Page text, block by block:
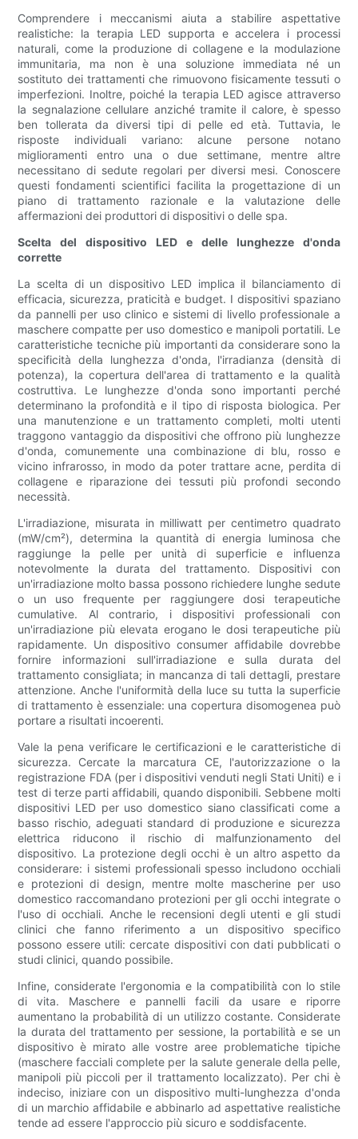
Comprendere i meccanismi aiuta a stabilire aspettative
realistiche: la terapia LED supporta e accelera i processi
naturali, come la produzione di collagene e la modulazione
immunitaria, ma non è una soluzione immediata né un
sostituto dei trattamenti che rimuovono fisicamente tessuti o
imperfezioni. Inoltre, poiché la terapia LED agisce attraverso
la segnalazione cellulare anziché tramite il calore, è spesso
ben tollerata da diversi tipi di pelle ed età. Tuttavia, le
risposte individuali variano: alcune persone notano
miglioramenti entro una o due settimane, mentre altre
necessitano di sedute regolari per diversi mesi. Conoscere
questi fondamenti scientifici facilita la progettazione di un
piano di trattamento razionale e la valutazione delle
affermazioni dei produttori di dispositivi o delle spa.
Scelta del dispositivo LED e delle lunghezze d'onda
corrette
La scelta di un dispositivo LED implica il bilanciamento di
efficacia, sicurezza, praticità e budget. I dispositivi spaziano
da pannelli per uso clinico e sistemi di livello professionale a
maschere compatte per uso domestico e manipoli portatili. Le
caratteristiche tecniche più importanti da considerare sono la
specificità della lunghezza d'onda, l'irradianza (densità di
potenza), la copertura dell'area di trattamento e la qualità
costruttiva. Le lunghezze d'onda sono importanti perché
determinano la profondità e il tipo di risposta biologica. Per
una manutenzione e un trattamento completi, molti utenti
traggono vantaggio da dispositivi che offrono più lunghezze
d'onda, comunemente una combinazione di blu, rosso e
vicino infrarosso, in modo da poter trattare acne, perdita di
collagene e riparazione dei tessuti più profondi secondo
necessità.
L'irradiazione, misurata in milliwatt per centimetro quadrato
(mW/cm²), determina la quantità di energia luminosa che
raggiunge la pelle per unità di superficie e influenza
notevolmente la durata del trattamento. Dispositivi con
un'irradiazione molto bassa possono richiedere lunghe sedute
o un uso frequente per raggiungere dosi terapeutiche
cumulative. Al contrario, i dispositivi professionali con
un'irradiazione più elevata erogano le dosi terapeutiche più
rapidamente. Un dispositivo consumer affidabile dovrebbe
fornire informazioni sull'irradiazione e sulla durata del
trattamento consigliata; in mancanza di tali dettagli, prestare
attenzione. Anche l'uniformità della luce su tutta la superficie
di trattamento è essenziale: una copertura disomogenea può
portare a risultati incoerenti.
Vale la pena verificare le certificazioni e le caratteristiche di
sicurezza. Cercate la marcatura CE, l'autorizzazione o la
registrazione FDA (per i dispositivi venduti negli Stati Uniti) e i
test di terze parti affidabili, quando disponibili. Sebbene molti
dispositivi LED per uso domestico siano classificati come a
basso rischio, adeguati standard di produzione e sicurezza
elettrica riducono il rischio di malfunzionamento del
dispositivo. La protezione degli occhi è un altro aspetto da
considerare: i sistemi professionali spesso includono occhiali
e protezioni di design, mentre molte mascherine per uso
domestico raccomandano protezioni per gli occhi integrate o
l'uso di occhiali. Anche le recensioni degli utenti e gli studi
clinici che fanno riferimento a un dispositivo specifico
possono essere utili: cercate dispositivi con dati pubblicati o
studi clinici, quando possibile.
Infine, considerate l'ergonomia e la compatibilità con lo stile
di vita. Maschere e pannelli facili da usare e riporre
aumentano la probabilità di un utilizzo costante. Considerate
la durata del trattamento per sessione, la portabilità e se un
dispositivo è mirato alle vostre aree problematiche tipiche
(maschere facciali complete per la salute generale della pelle,
manipoli più piccoli per il trattamento localizzato). Per chi è
indeciso, iniziare con un dispositivo multi-lunghezza d'onda
di un marchio affidabile e abbinarlo ad aspettative realistiche
tende ad essere l'approccio più sicuro e soddisfacente.